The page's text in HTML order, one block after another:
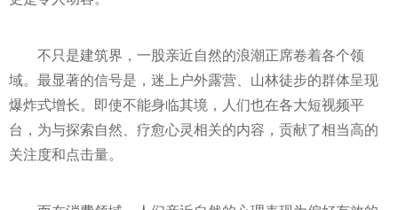
不只是建筑界，一股亲近自然的浪潮正席卷着各个领
域。最显著的信号是，迷上户外露营、山林徒步的群体呈现
爆炸式增长。即使不能身临其境，人们也在各大短视频平
台，为与探索自然、疗愈心灵相关的内容，贡献了相当高的
关注度和点击量。